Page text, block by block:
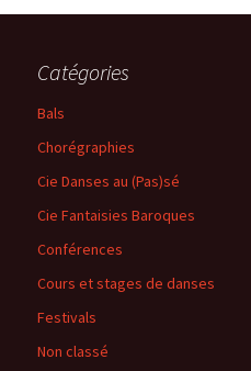
Catégories
Bals
Chorégraphies
Cie Danses au (Pas)sé
Cie Fantaisies Baroques
Conférences
Cours et stages de danses
Festivals
Non classé